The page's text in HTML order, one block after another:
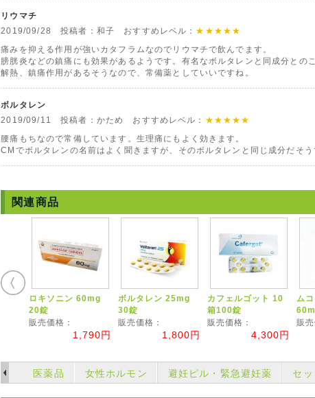
リウマチ
2019/09/28 投稿者：和子 おすすめレベル： ★★★★★
痛みを抑える作用が強いカタフラムなのでリウマチで飲んでます。
膀胱炎などの鎮痛にも効果があるようです。有名なボルタレンと同成分とのこ
解熱、鎮痛作用があるそうなので、常備薬としていいですね。
ボルタレン
2019/09/11 投稿者：かため おすすめレベル：
★★★★★
腰痛もちなので常備しています。生理痛にもよく効きます。
CMでボルタレンの名前はよく聞きますが、そのボルタレンと同じ成分だそ
関連商品
ロキソニン 60mg
20錠
販売価格：
1,790円
ボルタレン 25mg
30錠
販売価格：
1,800円
カフェルゴット 10
箱100錠
販売価格：
4,300円
ム
販売
医薬品 女性ホルモン 避妊ピル・緊急避妊薬 セ